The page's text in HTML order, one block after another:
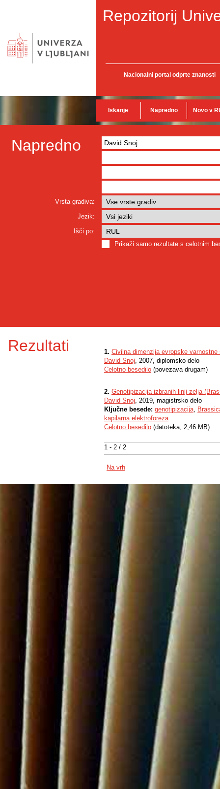
Repozitorij
Nacionalni portal odprte znanosti
Iskanje Napredno Novo v
Napredno
Vrsta gradiva:
Jezik:
Išči po:
Prikaži samo rezultate s celotnim
Rezultati
1 - 2 / 2
1. Civilna dimenzija evropske varnostne
David Snoj, 2007, diplomsko delo
Celotno besedilo (povezava drugam)
2. Genotipizacija izbranih linij zelja
David Snoj, 2019, magistrsko delo
Ključne besede: genotipizacija,
kapilarna elektroforeza
Celotno besedilo (datoteka, 2,46 MB)
Na vrh